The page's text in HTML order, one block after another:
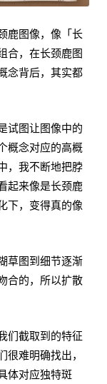
鹿图像，像「长
合，在长颈鹿图
念背后，其实都
试图让图像中的
概念对应的高概
，我不断地把脖
起来像是长颈鹿
下，变得真的像
草图到细节逐渐
合的，所以扩散
们截取到的特征
难明确找出，
体对应独特斑